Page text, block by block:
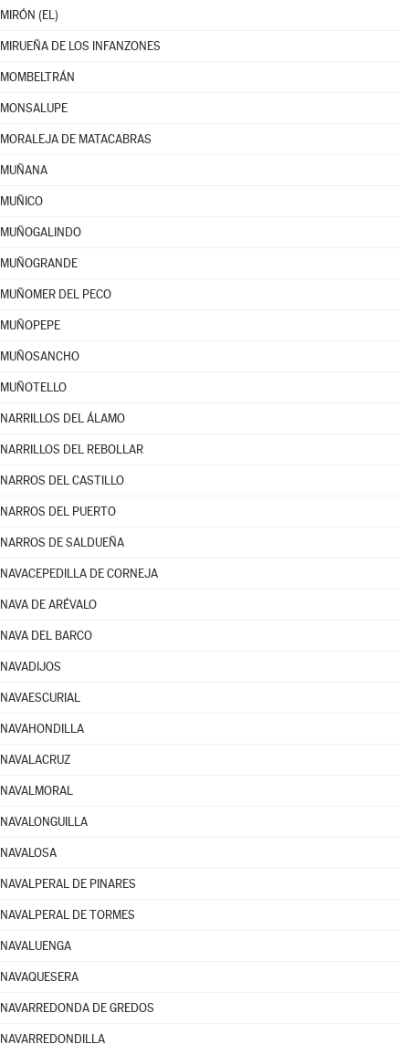
MIRÓN (EL)
MIRUEÑA DE LOS INFANZONES
MOMBELTRÁN
MONSALUPE
MORALEJA DE MATACABRAS
MUÑANA
MUÑICO
MUÑOGALINDO
MUÑOGRANDE
MUÑOMER DEL PECO
MUÑOPEPE
MUÑOSANCHO
MUÑOTELLO
NARRILLOS DEL ÁLAMO
NARRILLOS DEL REBOLLAR
NARROS DEL CASTILLO
NARROS DEL PUERTO
NARROS DE SALDUEÑA
NAVACEPEDILLA DE CORNEJA
NAVA DE ARÉVALO
NAVA DEL BARCO
NAVADIJOS
NAVAESCURIAL
NAVAHONDILLA
NAVALACRUZ
NAVALMORAL
NAVALONGUILLA
NAVALOSA
NAVALPERAL DE PINARES
NAVALPERAL DE TORMES
NAVALUENGA
NAVAQUESERA
NAVARREDONDA DE GREDOS
NAVARREDONDILLA